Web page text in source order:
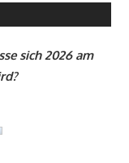
sich 2026 am